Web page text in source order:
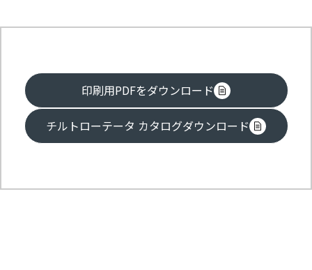
印刷用PDFをダウンロード
チルトローテータ カタログダウンロード